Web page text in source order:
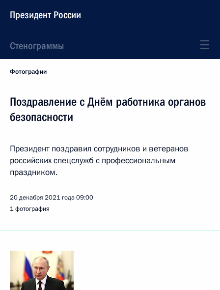
Президент России
Стенограммы
Фотографии
Поздравление с Днём работника органов
безопасности
Президент поздравил сотрудников и ветеранов
российских спецслужб с профессиональным
праздником.
20 декабря 2021 года09:00
1 фотография